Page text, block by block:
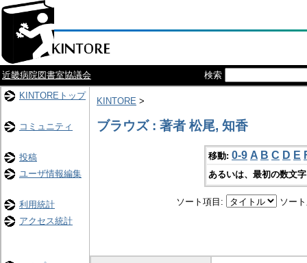
近畿病院図書室協議会
検索
KINTOREトップ
コミュニティ
投稿
ユーザ情報編集
利用統計
アクセス統計
KINTORE >
ブラウズ : 著者 松尾, 知香
移動: 0-9 A B C D E
あるいは、最初の数文
ソート項目: ソー